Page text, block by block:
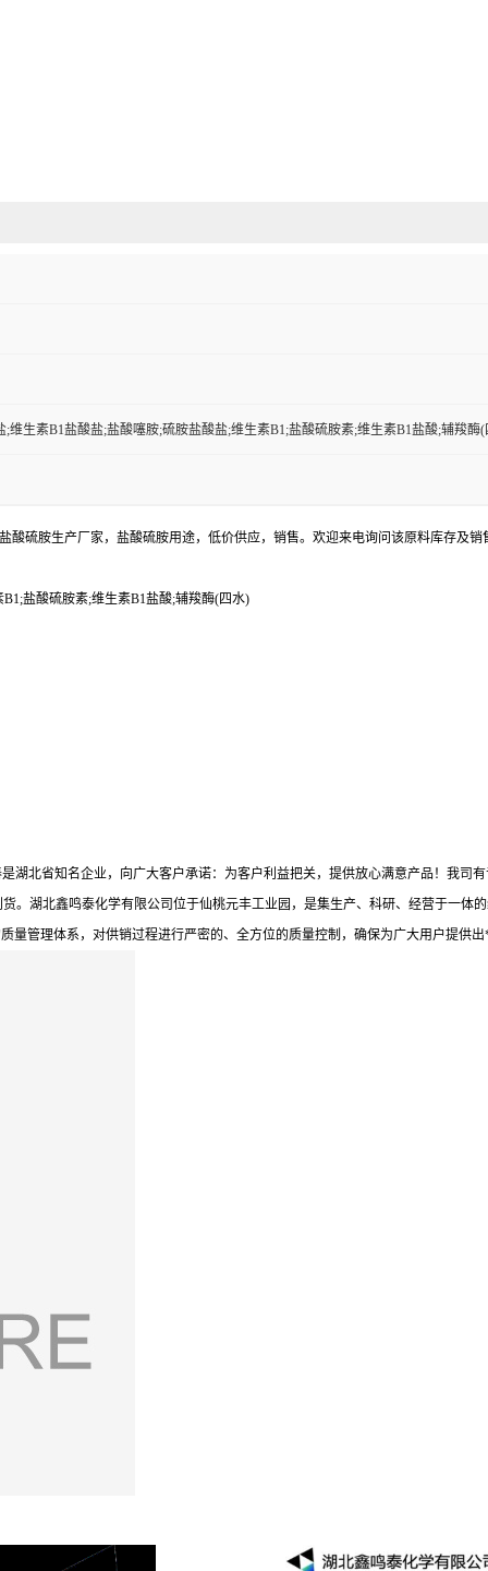
;维生素B1盐酸盐;盐酸噻胺;硫胺盐酸盐;维生素B1;盐酸硫胺素;维生素B1盐酸;辅羧酶(
硫胺生产厂家，盐酸硫胺用途，低价供应，销售。欢迎来电询问该原料库存及销
盐酸硫胺素;维生素B1盐酸;辅羧酶(四水)
湖北省知名企业，向广大客户承诺：为客户利益把关，提供放心满意产品！我司
。湖北鑫鸣泰化学有限公司位于仙桃元丰工业园，是集生产、科研、经营于一体
量管理体系，对供销过程进行严密的、全方位的质量控制，确保为广大用户提供出